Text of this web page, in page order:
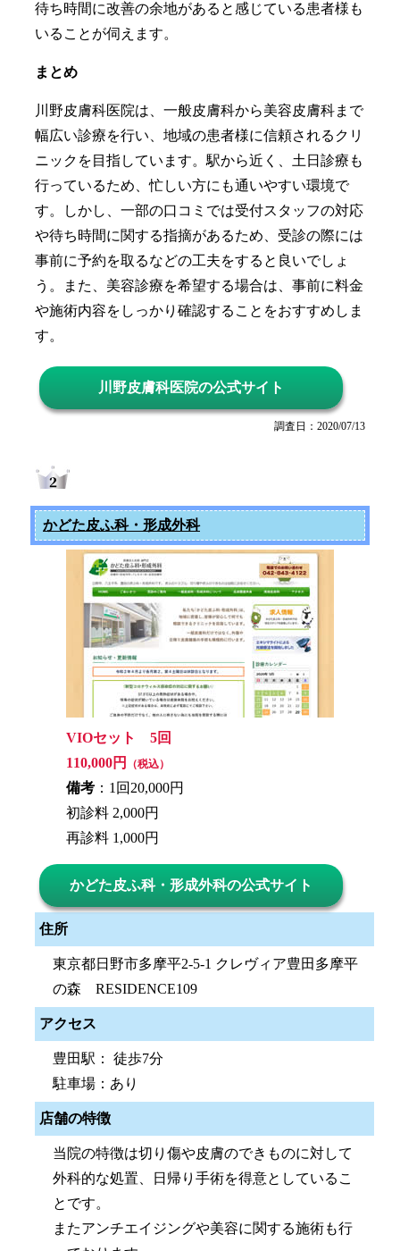
待ち時間に改善の余地があると感じている患者様も
いることが伺えます。
まとめ
川野皮膚科医院は、一般皮膚科から美容皮膚科まで
幅広い診療を行い、地域の患者様に信頼されるクリ
ニックを目指しています。駅から近く、土日診療も
行っているため、忙しい方にも通いやすい環境で
す。しかし、一部の口コミでは受付スタッフの対応
や待ち時間に関する指摘があるため、受診の際には
事前に予約を取るなどの工夫をすると良いでしょ
う。また、美容診療を希望する場合は、事前に料金
や施術内容をしっかり確認することをおすすめしま
す。
川野皮膚科医院の公式サイト
調査日：2020/07/13
かどた皮ふ科・形成外科
VIOセット 5回
110,000円
（税込）
備考 ：1回20,000円
初診料 2,000円
再診料 1,000円
かどた皮ふ科・形成外科の公式サイト
住所
東京都日野市多摩平2-5-1 クレヴィア豊田多摩平
の森 RESIDENCE109
アクセス
豊田駅： 徒歩7分
駐車場：あり
店舗の特徴
当院の特徴は切り傷や皮膚のできものに対して
外科的な処置、日帰り手術を得意としているこ
とです。
またアンチエイジングや美容に関する施術も行